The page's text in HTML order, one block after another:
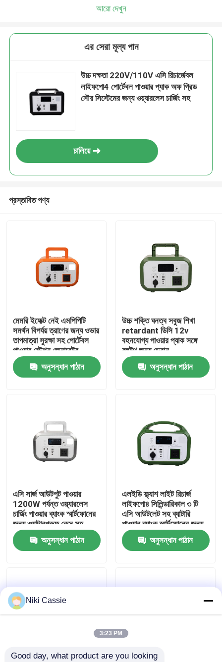
বাড়ি
ভিডিও
কারখানা ভ্রমণ
মান নিয়ন্ত্রণ
খবর
সোলার পোর্টেবল পাওয়ার স্টেশন
আরো দেখুন
এর সেরা মূল্য পান
উচ্চ দক্ষতা 220V/110V এসি রিচার্জেবল
লাইফপো4 পোর্টেবল পাওয়ার প্যাক অফ গ্রিড
সৌর সিস্টেমের জন্য ওয়্যারলেস চার্জিং সহ
চালিয়ে
প্রস্তাবিত পণ্য
মেমরি ইফেক্ট নেই এমপিপিটি
সমর্থন বিপর্যয় ত্রাণের জন্য ওভার
তাপমাত্রা সুরক্ষা সহ পোর্টেবল
পাওয়ার স্টেশন জেনারেটর
অনুসন্ধান পাঠান
উচ্চ শক্তি ঘনত্ব সবুজ শিখা
retardant ডিসি 12v
বহনযোগ্য পাওয়ার প্যাক সঙ্গে
ব্লুটুথ জন্য ড্রোন
অনুসন্ধান পাঠান
এসি সার্জ আউটপুট পাওয়ার
1200W পর্যন্ত ওয়্যারলেস
চার্জিং পাওয়ার ব্যাংক স্মার্টফোনের
জন্য ওয়াটারপ্রুফ কেস সহ
অনুসন্ধান পাঠান
এলইডি ফ্ল্যাশ লাইট রিচার্জ
লাইফপো৪ সিলিন্ডারিকাল ৩ টি
এসি আউটলেট সহ ব্যাটারি
পাওয়ার ব্যাংক স্মার্টফোনের জন্য
অনুসন্ধান পাঠান
Niki Cassie
3:23 PM
Good day, what product are you looking